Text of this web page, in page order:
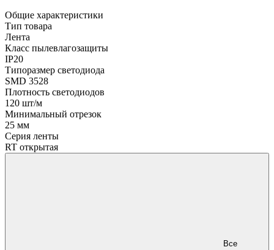
Общие характеристики
Тип товара
Лента
Класс пылевлагозащиты
IP20
Типоразмер светодиода
SMD 3528
Плотность светодиодов
120 шт/м
Минимальный отрезок
25 мм
Серия ленты
RT открытая